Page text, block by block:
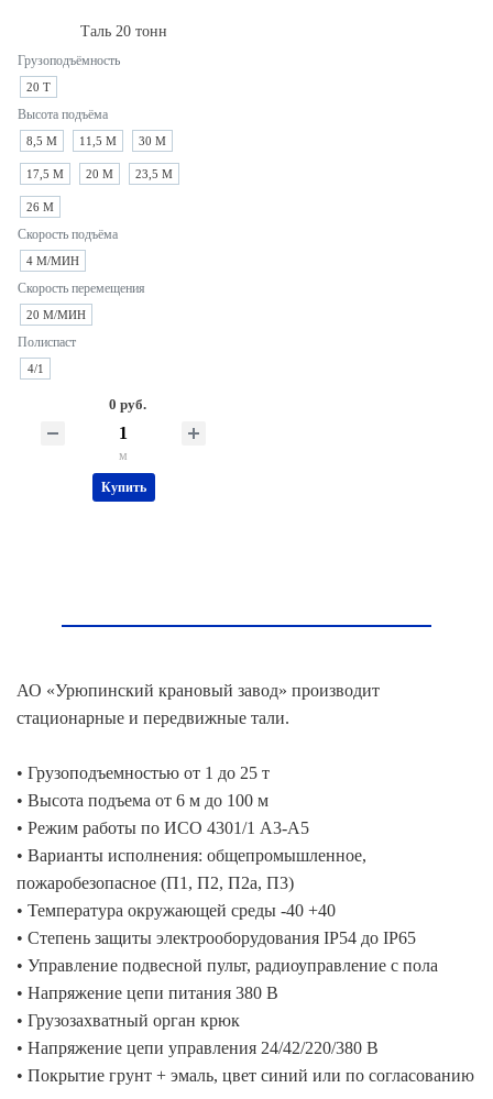
Таль 20 тонн
Грузоподъёмность
20 Т
Высота подъёма
8,5 М 11,5 М 30 М
17,5 М 20 М 23,5 М
26 М
Скорость подъёма
4 М/МИН
Скорость перемещения
20 М/МИН
Полиспаст
4/1
0 руб.
м
Купить
АО «Урюпинский крановый завод» производит
стационарные и передвижные тали.
• Грузоподъемностью от 1 до 25 т
• Высота подъема от 6 м до 100 м
• Режим работы по ИСО 4301/1 А3-А5
• Варианты исполнения: общепромышленное,
пожаробезопасное (П1, П2, П2а, П3)
• Температура окружающей среды -40 +40
• Степень защиты электрооборудования IP54 до IP65
• Управление подвесной пульт, радиоуправление с пола
• Напряжение цепи питания 380 В
• Грузозахватный орган крюк
• Напряжение цепи управления 24/42/220/380 В
• Покрытие грунт + эмаль, цвет синий или по согласованию